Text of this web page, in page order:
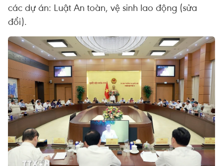
các dự án: Luật An toàn, vệ sinh lao động (sửa
đổi).